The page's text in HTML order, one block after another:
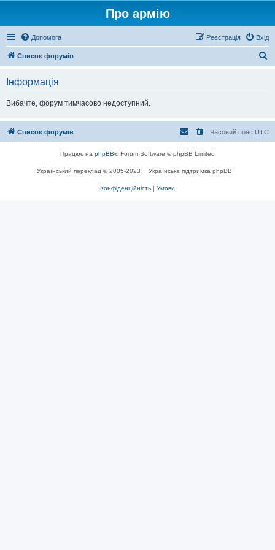
Про армію
Допомога Вхід
Реєстрація
Список форумів
Інформація
Вибачте, форум тимчасово недоступний.
Список форумів Часовий пояс UTC
Працює на phpBB® Forum Software © phpBB Limited
Український переклад © 2005-2023 Українська підтримка phpBB
Конфіденційність | Умови